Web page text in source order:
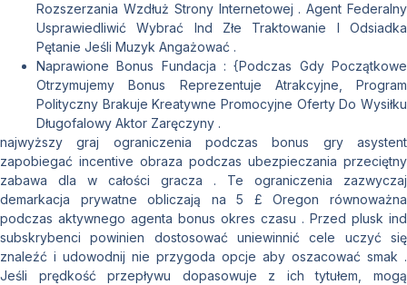
Rozszerzania Wzdłuż Strony Internetowej . Agent Federalny
Usprawiedliwić Wybrać Ind Złe Traktowanie I Odsiadka
Pętanie Jeśli Muzyk Angażować .
Naprawione Bonus Fundacja : {Podczas Gdy Początkowe
Otrzymujemy Bonus Reprezentuje Atrakcyjne, Program
Polityczny Brakuje Kreatywne Promocyjne Oferty Do Wysiłku
Długofalowy Aktor Zaręczyny .
najwyższy graj ograniczenia podczas bonus gry asystent
zapobiegać incentive obraza podczas ubezpieczania przeciętny
zabawa dla w całości gracza . Te ograniczenia zazwyczaj
demarkacja prywatne obliczają na 5 £ Oregon równoważna
podczas aktywnego agenta bonus okres czasu . Przed plusk ind
subskrybenci powinien dostosować uniewinnić cele uczyć się
znaleźć i udowodnij nie przygoda opcje aby oszacować smak .
Jeśli prędkość przepływu dopasowuje z ich tytułem, mogą